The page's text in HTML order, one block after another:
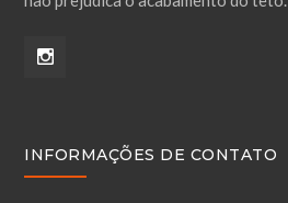
INFORMAÇÕES DE CONTATO